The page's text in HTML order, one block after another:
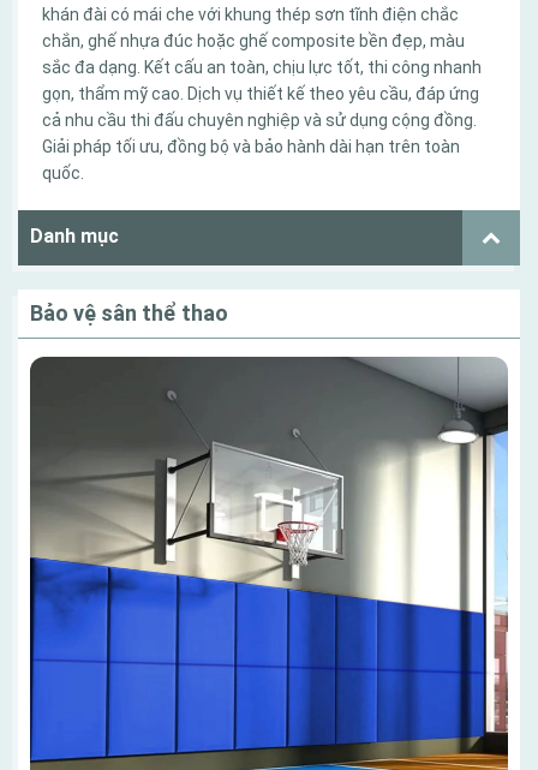
khán đài có mái che với khung thép sơn tĩnh điện chắc
chắn, ghế nhựa đúc hoặc ghế composite bền đẹp, màu
sắc đa dạng. Kết cấu an toàn, chịu lực tốt, thi công nhanh
gọn, thẩm mỹ cao. Dịch vụ thiết kế theo yêu cầu, đáp ứng
cả nhu cầu thi đấu chuyên nghiệp và sử dụng cộng đồng.
Giải pháp tối ưu, đồng bộ và bảo hành dài hạn trên toàn
quốc.
Danh mục
Bảo vệ sân thể thao